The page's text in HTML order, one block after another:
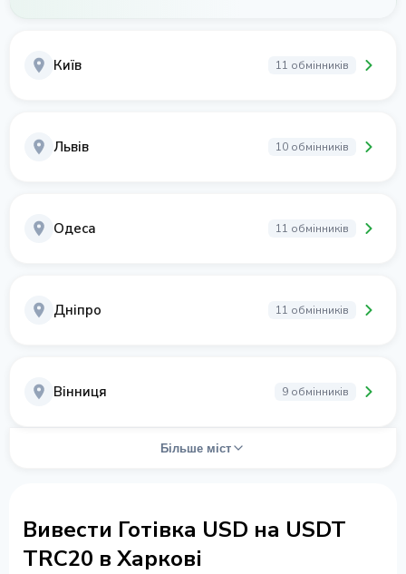
Київ 11 обмінників
Львів 10 обмінників
Одеса 11 обмінників
Дніпро 11 обмінників
Вінниця 9 обмінників
Більше міст
Вивести Готівка USD на USDT
TRC20 в Харкові